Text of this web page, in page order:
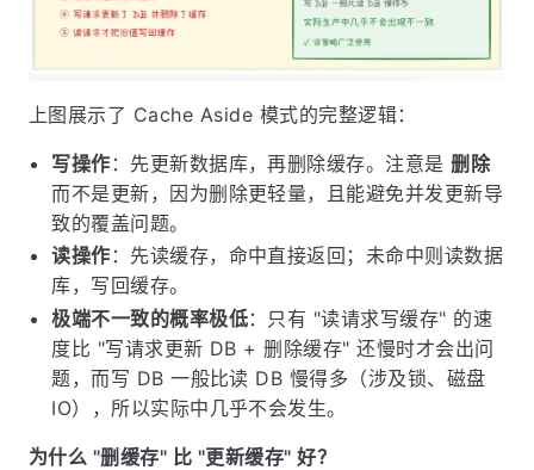
上图展示了 Cache Aside 模式的完整逻辑：
写操作 ：先更新数据库，再删除缓存。注意是删除
而不是更新，因为删除更轻量，且能避免并发更新导
致的覆盖问题。
读操作 ：先读缓存，命中直接返回；未命中则读数据
库，写回缓存。
极端不一致的概率极低：只有 "读请求写缓存" 的速
度比 "写请求更新 DB + 删除缓存" 还慢时才会出问
题，而写 DB 一般比读 DB 慢得多（涉及锁、磁盘
IO），所以实际中几乎不会发生。
为什么 "删缓存" 比 "更新缓存" 好？